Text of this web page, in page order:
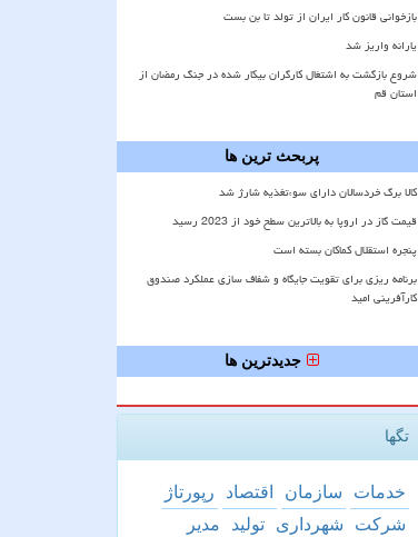
بازخوانی قانون کار ایران از تولد تا بن بست
یارانه واریز شد
شروع بازگشت به اشتغال کارگران بیکار شده در جنگ رمضان از
استان قم
پربحث ترین ها
کالا برگ خردسالان دارای سوءتغذیه شارژ شد
قیمت گاز در اروپا به بالاترین سطح خود از 2023 رسید
پنجره استقلال کماکان بسته است
برنامه ریزی برای تقویت جایگاه و شفاف سازی عملکرد صندوق
کارآفرینی امید
جدیدترین ها
تگها
خدمات سازمان اقتصاد
رپورتاژ
شركت
شهرداری تولید مدیر